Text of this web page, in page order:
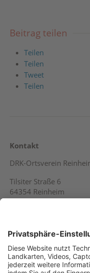
Beitrag teilen
Teilen
Teilen
Tweet
Teilen
Kontakt
DRK-Ortsverein
Tilsiter Straße 6
64354 Reinheim
Service
Kontakt